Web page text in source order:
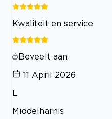
Kwaliteit en service
Beveelt aan
11 April 2026
L.
Middelharnis